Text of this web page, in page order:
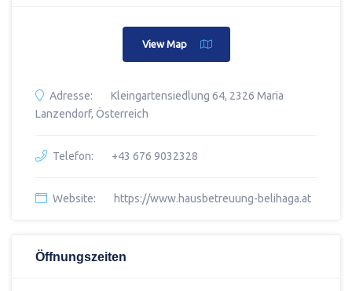
View Map
Adresse:
Kleingartensiedlung 64, 2326 Maria
Lanzendorf, Österreich
Telefon: +43 676 9032328
Website: https://www.hausbetreuung-belihaga.at
Öffnungszeiten